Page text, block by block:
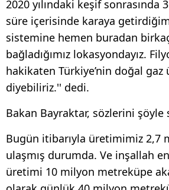
2020 yılındaki keşif sonrasında
süre içerisinde karaya
sistemine hemen buradan
bağladığımız lokasyondayız.
hakikaten Türkiye’nin doğal
diyebiliriz.'' dedi.
Bakan Bayraktar, sözlerini şöyle
Bugün itibarıyla üretimimiz 2,7
ulaşmış durumda. Ve inşallah
üretimi 10 milyon metreküpe